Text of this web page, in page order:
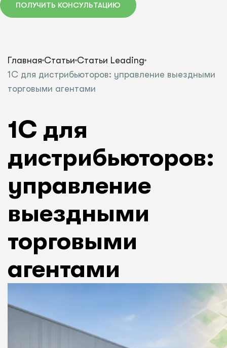
ПОЛУЧИТЬ КОНСУЛЬТАЦИЮ
Главная Статьи Статьи Leading
1С для дистрибьюторов: управление выездными
торговыми агентами
1С для
дистрибьюторов:
управление
выездными
торговыми
агентами